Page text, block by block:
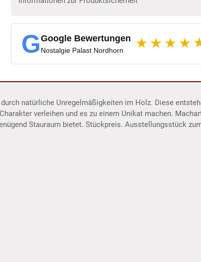
GGoogle Bewertungen
Nostalgie Palast Nordhorn ★★★★
natürliche Unregelmäßigkeiten im Holz. Diese
verleihen und es zu einem Unikat machen.
Stauraum bietet. Stückpreis. Ausstellungsstück